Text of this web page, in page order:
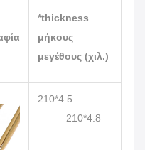
*thickness
μήκους
μεγέθους (χιλ.)
210*4.5
210*4.8